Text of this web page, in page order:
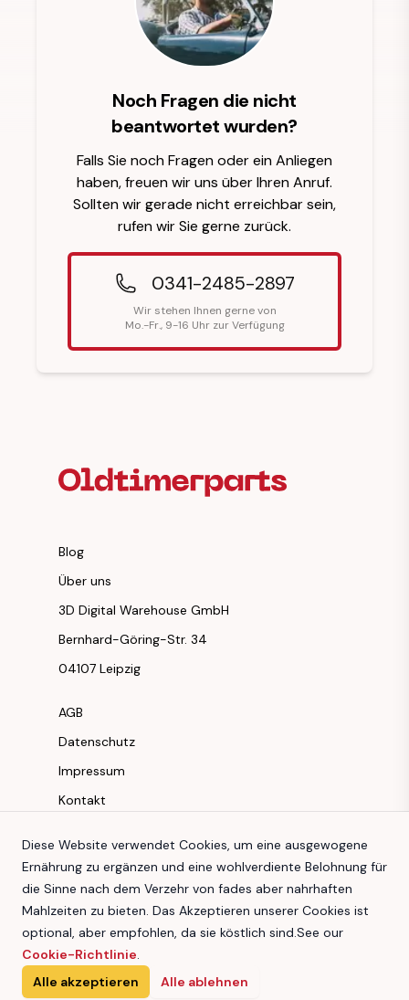
Noch Fragen die nicht
beantwortet wurden?
Falls Sie noch Fragen oder ein Anliegen
haben, freuen wir uns über Ihren Anruf.
Sollten wir gerade nicht erreichbar sein,
rufen wir Sie gerne zurück.
0341-2485-2897
Wir stehen Ihnen gerne von
Mo.-Fr., 9-16 Uhr zur Verfügung
Blog
Über uns
3D Digital Warehouse GmbH
Bernhard-Göring-Str. 34
04107 Leipzig
AGB
Datenschutz
Impressum
Kontakt
Instagram
Facebook
Youtube
TikTok
3D Digital Warehouse GmbH
Diese Website verwendet Cookies, um eine ausgewogene
Ernährung zu ergänzen und eine wohlverdiente Belohnung für
die Sinne nach dem Verzehr von fades aber nahrhaften
Mahlzeiten zu bieten. Das Akzeptieren unserer Cookies ist
optional, aber empfohlen, da sie köstlich sind.See our
Cookie-Richtlinie.
Alle akzeptieren
Alle ablehnen